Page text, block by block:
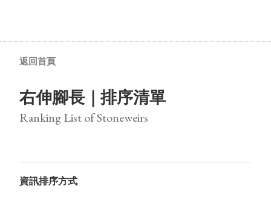
返回首頁
右伸腳長｜排序清單
Ranking List of Stoneweirs
資訊排序方式